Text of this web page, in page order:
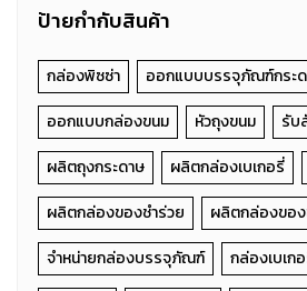
ป้ายกำกับสินค้า
กล่องพิซซ่า
ออกแบบบรรจุภัณฑ์กระ
ออกแบบกล่องขนม
หัวถุงขนม
รับ
ผลิตถุงกระดาษ
ผลิตกล่องเบเกอรี่
ผลิตกล่องของชำร่วย
ผลิตกล่องขอ
จำหน่ายกล่องบรรจุภัณฑ์
กล่องเบเก